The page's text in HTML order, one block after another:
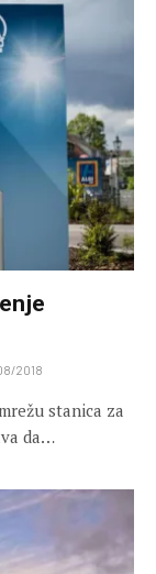
2018
stanica za
da…